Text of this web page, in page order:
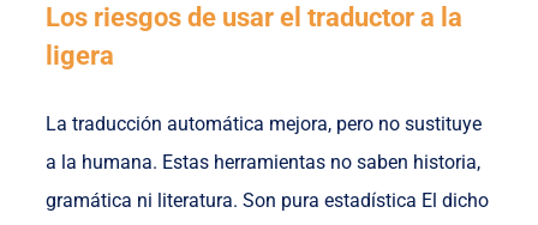
Los riesgos de usar el traductor a la
ligera
La traducción automática mejora, pero no sustituye
a la humana. Estas herramientas no saben historia,
gramática ni literatura. Son pura estadística El dicho